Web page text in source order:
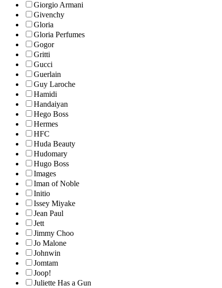
Giorgio Armani
Givenchy
Gloria
Gloria Perfumes
Gogor
Gritti
Gucci
Guerlain
Guy Laroche
Hamidi
Handaiyan
Hego Boss
Hermes
HFC
Huda Beauty
Hudomary
Hugo Boss
Images
Iman of Noble
Initio
Issey Miyake
Jean Paul
Jett
Jimmy Choo
Jo Malone
Johnwin
Jomtam
Joop!
Juliette Has a Gun